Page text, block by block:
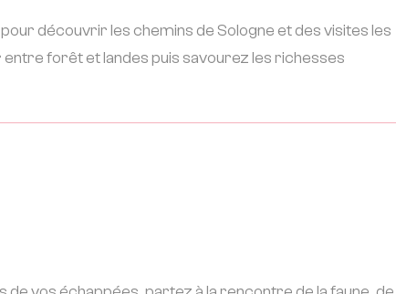
découvrir les chemins de Sologne et des visites les
forêt et landes puis savourez les richesses